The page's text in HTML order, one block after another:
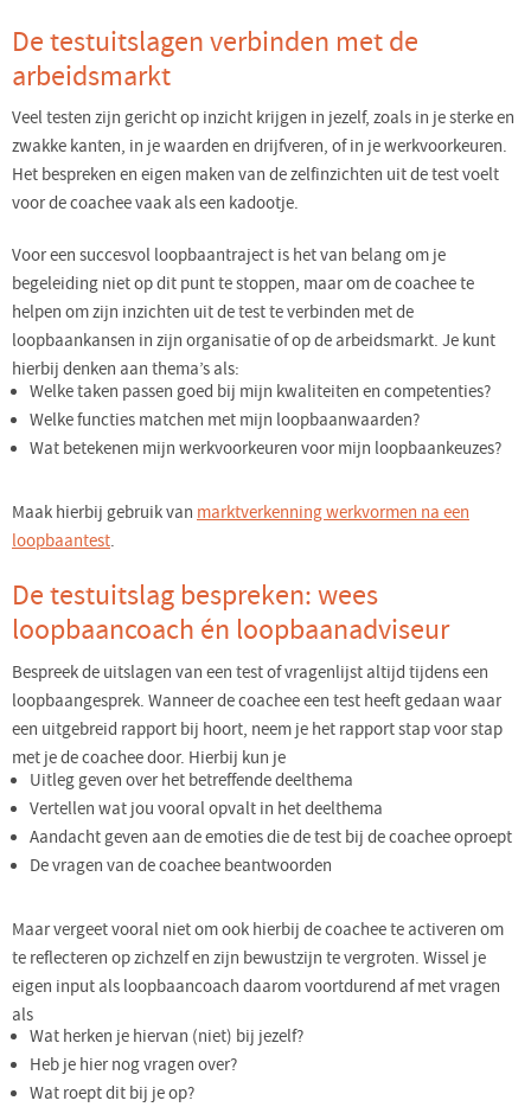
De testuitslagen verbinden met de
arbeidsmarkt
Veel testen zijn gericht op inzicht krijgen in jezelf, zoals in je sterke en
zwakke kanten, in je waarden en drijfveren, of in je werkvoorkeuren.
Het bespreken en eigen maken van de zelfinzichten uit de test voelt
voor de coachee vaak als een kadootje.
Voor een succesvol loopbaantraject is het van belang om je
begeleiding niet op dit punt te stoppen, maar om de coachee te
helpen om zijn inzichten uit de test te verbinden met de
loopbaankansen in zijn organisatie of op de arbeidsmarkt. Je kunt
hierbij denken aan thema’s als:
Welke taken passen goed bij mijn kwaliteiten en competenties?
Welke functies matchen met mijn loopbaanwaarden?
Wat betekenen mijn werkvoorkeuren voor mijn loopbaankeuzes?
Maak hierbij gebruik van marktverkenning werkvormen na een
loopbaantest.
De testuitslag bespreken: wees
loopbaancoach én loopbaanadviseur
Bespreek de uitslagen van een test of vragenlijst altijd tijdens een
loopbaangesprek. Wanneer de coachee een test heeft gedaan waar
een uitgebreid rapport bij hoort, neem je het rapport stap voor stap
met je de coachee door. Hierbij kun je
Uitleg geven over het betreffende deelthema
Vertellen wat jou vooral opvalt in het deelthema
Aandacht geven aan de emoties die de test bij de coachee oproept
De vragen van de coachee beantwoorden
Maar vergeet vooral niet om ook hierbij de coachee te activeren om
te reflecteren op zichzelf en zijn bewustzijn te vergroten. Wissel je
eigen input als loopbaancoach daarom voortdurend af met vragen
als
Wat herken je hiervan (niet) bij jezelf?
Heb je hier nog vragen over?
Wat roept dit bij je op?